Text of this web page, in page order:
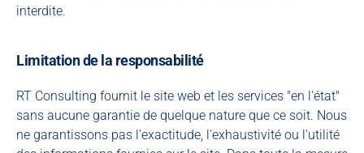
interdite.
Limitation de la responsabilité
RT Consulting fournit le site web et les services "en l'état"
sans aucune garantie de quelque nature que ce soit. Nous
ne garantissons pas l'exactitude, l'exhaustivité ou l'utilité